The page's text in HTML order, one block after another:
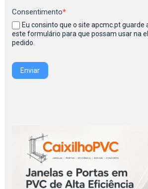
Consentimento*
Eu consinto que o site apcmc.pt guarde
este formulário para que possam usar na
pedido.
Enviar